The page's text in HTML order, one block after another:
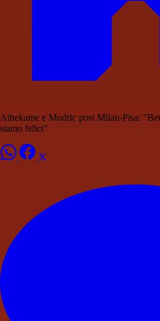
Athekame e Modric post Milan-Pisa:
siamo felici"